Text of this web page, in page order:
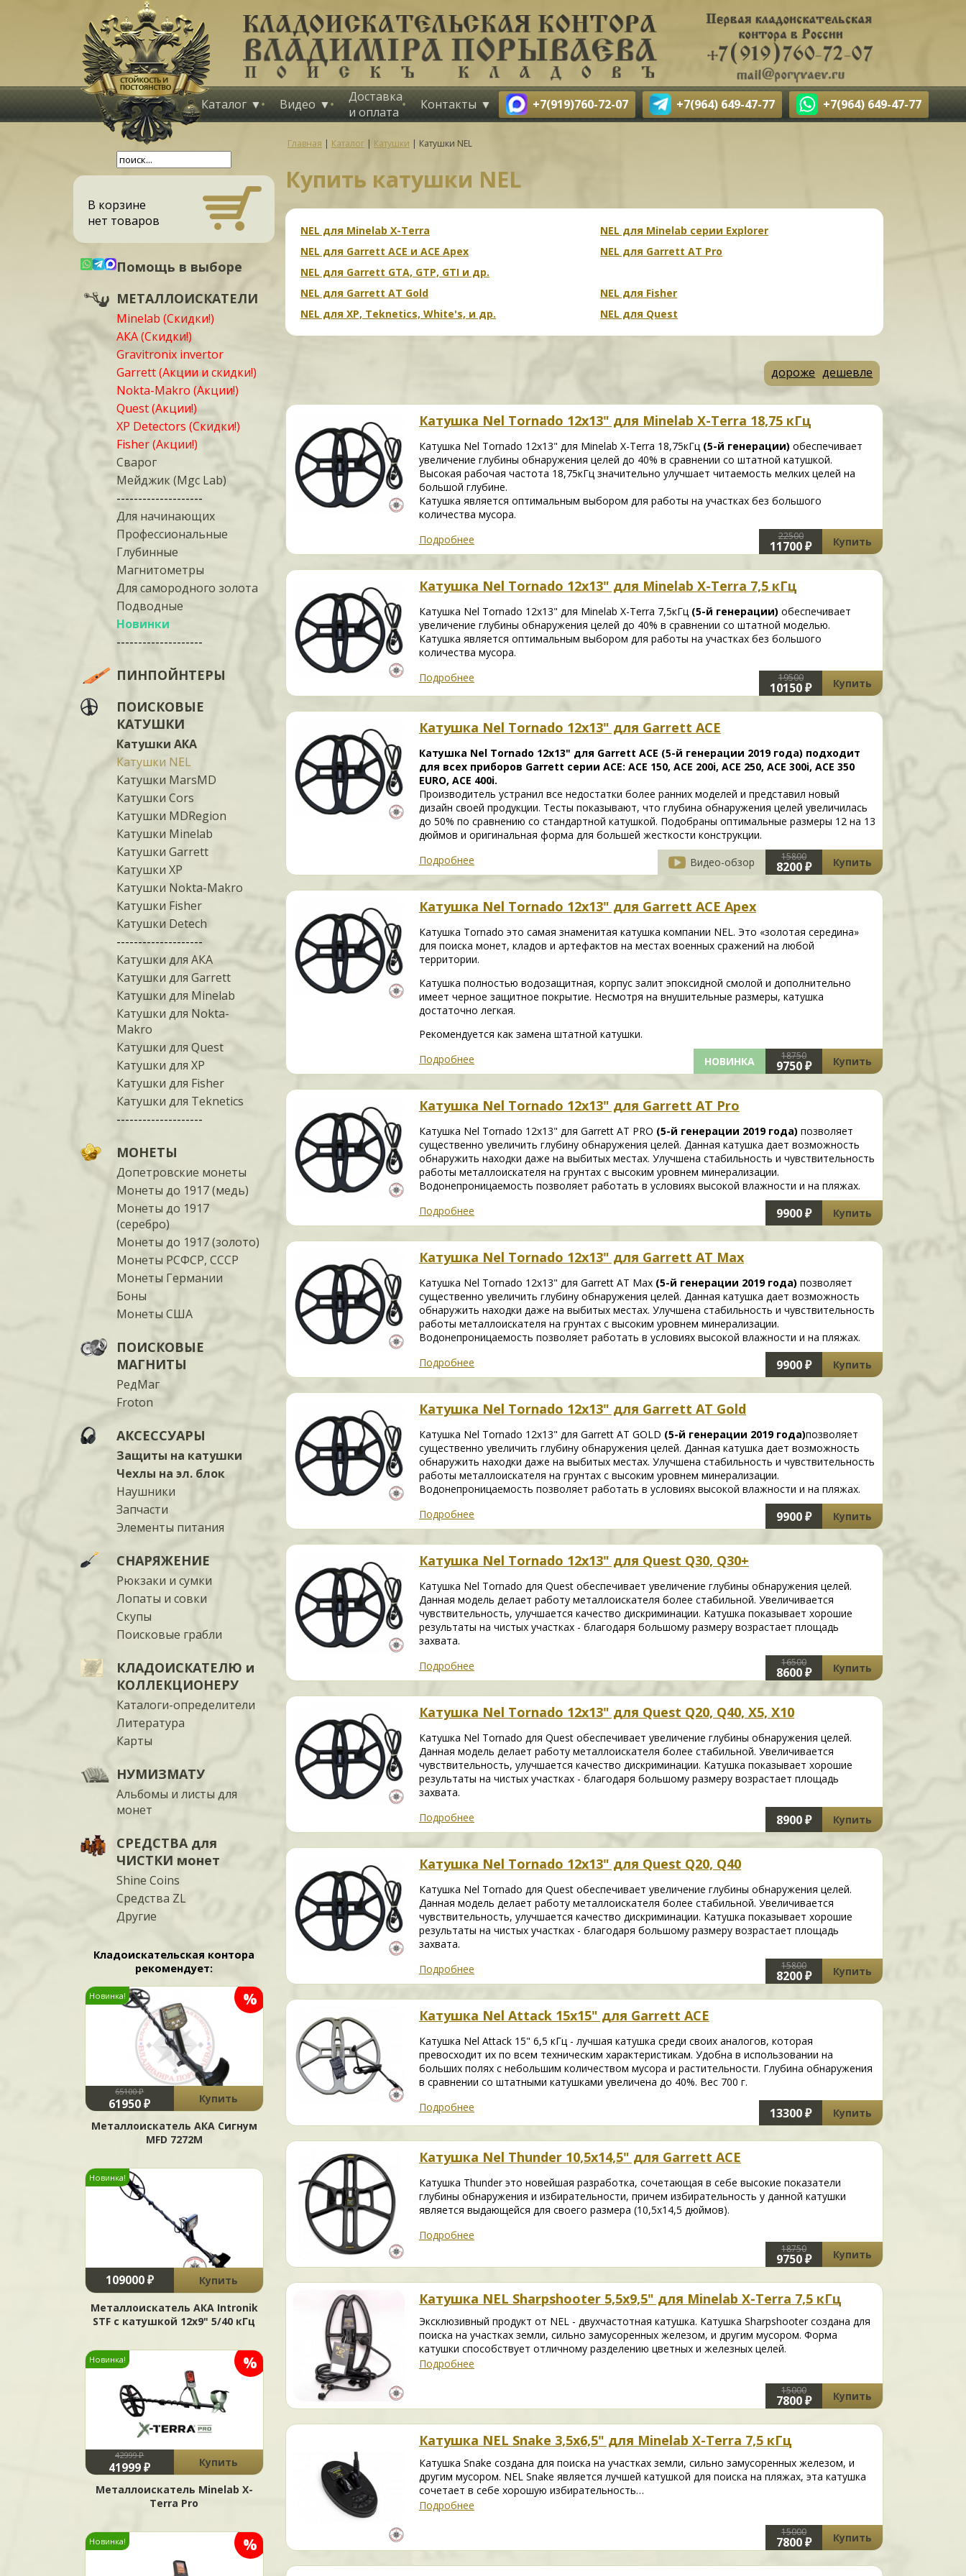
Каталог Видео
Доставка
и оплата
Контакты +7(919)760-72-07 +7(964) 649-47-77 +7(964) 649-47-77
В корзине
нет товаров
Помощь в выборе
МЕТАЛЛОИСКАТЕЛИ
Minelab (Скидки!)
АКА (Скидки!)
Gravitronix invertor
Garrett (Акции и скидки!)
Nokta-Makro (Акции!)
Quest (Акции!)
XP Detectors (Скидки!)
Fisher (Акции!)
Сварог
Мейджик (Mgc Lab)
--------------------
Для начинающих
Профессиональные
Глубинные
Магнитометры
Для самородного золота
Подводные
Новинки
--------------------
ПИНПОЙНТЕРЫ
ПОИСКОВЫЕ
КАТУШКИ
Катушки АКА
Катушки NEL
Катушки MarsMD
Катушки Cors
Катушки MDRegion
Катушки Minelab
Катушки Garrett
Катушки XP
Катушки Nokta-Makro
Катушки Fisher
Катушки Detech
--------------------
Катушки для АКА
Катушки для Garrett
Катушки для Minelab
Катушки для Nokta-
Makro
Катушки для Quest
Катушки для XP
Катушки для Fisher
Катушки для Teknetics
--------------------
МОНЕТЫ
Допетровские монеты
Монеты до 1917 (медь)
Монеты до 1917
(серебро)
Монеты до 1917 (золото)
Монеты РСФСР, СССР
Монеты Германии
Боны
Монеты США
ПОИСКОВЫЕ
МАГНИТЫ
РедМаг
Froton
АКСЕССУАРЫ
Защиты на катушки
Чехлы на эл. блок
Наушники
Запчасти
Элементы питания
СНАРЯЖЕНИЕ
Рюкзаки и сумки
Лопаты и совки
Скупы
Поисковые грабли
КЛАДОИСКАТЕЛЮ и
КОЛЛЕКЦИОНЕРУ
Каталоги-определители
Литература
Карты
НУМИЗМАТУ
Альбомы и листы для
монет
СРЕДСТВА для
ЧИСТКИ монет
Shine Coins
Средства ZL
Другие
Кладоискательская контора
рекомендует:
%
Новинка!
65100 ₽
61950 ₽
Купить
Металлоискатель АКА Сигнум
MFD 7272М
Новинка!
109000 ₽
Купить
Металлоискатель АКА Intronik
STF c катушкой 12x9" 5/40 кГц
%
Новинка!
42999 ₽
41999 ₽
Купить
Металлоискатель Minelab X-
Terra Pro
%
Новинка!
Главная | Каталог | Катушки | Катушки NEL
Купить катушки NEL
NEL для Minelab X-Terra
NEL для Minelab серии Explorer
NEL для Garrett ACE и ACE Apex
NEL для Garrett AT Pro
NEL для Garrett GTA, GTP, GTI и др.
NEL для Garrett AT Gold
NEL для Fisher
NEL для XP, Teknetics, White's, и др.
NEL для Quest
дороже дешевле
Катушка Nel Tornado 12х13" для Minelab X-Terra 18,75 кГц
Катушка Nel Tornado 12х13" для Minelab X-Terra 18,75кГц (5-й генерации) обеспечивает
увеличение глубины обнаружения целей до 40% в сравнении со штатной катушкой.
Высокая рабочая частота 18,75кГц значительно улучшает читаемость мелких целей на
большой глубине.
Катушка является оптимальным выбором для работы на участках без большого
количества мусора.
Подробнее
22500
11700 ₽ Купить
Катушка Nel Tornado 12х13" для Minelab X-Terra 7,5 кГц
Катушка Nel Tornado 12х13" для Minelab X-Terra 7,5кГц (5-й генерации) обеспечивает
увеличение глубины обнаружения целей до 40% в сравнении со штатной моделью.
Катушка является оптимальным выбором для работы на участках без большого
количества мусора.
Подробнее
19500
10150 ₽ Купить
Катушка Nel Tornado 12х13" для Garrett ACE
Катушка Nel Tornado 12х13" для Garrett ACE (5-й генерации 2019 года) подходит
для всех приборов Garrett серии АСЕ: ACE 150, ACE 200i, ACE 250, ACE 300i, ACE 350
EURO, ACE 400i.
Производитель устранил все недостатки более ранних моделей и представил новый
дизайн своей продукции. Тесты показывают, что глубина обнаружения целей увеличилась
до 50% по сравнению со стандартной катушкой. Подобраны оптимальные размеры 12 на 13
дюймов и оригинальная форма для большей жесткости конструкции.
Подробнее
Видео-обзор 15800
8200 ₽ Купить
Катушка Nel Tornado 12х13" для Garrett ACE Apex
Катушка Tornado это самая знаменитая катушка компании NEL. Это «золотая середина»
для поиска монет, кладов и артефактов на местах военных сражений на любой
территории.
Катушка полностью водозащитная, корпус залит эпоксидной смолой и дополнительно
имеет черное защитное покрытие. Несмотря на внушительные размеры, катушка
достаточно легкая.
Рекомендуется как замена штатной катушки.
Подробнее
НОВИНКА 18750
9750 ₽ Купить
Катушка Nel Tornado 12х13" для Garrett AT Pro
Катушка Nel Tornado 12х13" для Garrett AT PRO (5-й генерации 2019 года) позволяет
существенно увеличить глубину обнаружения целей. Данная катушка дает возможность
обнаружить находки даже на выбитых местах. Улучшена стабильность и чувствительность
работы металлоискателя на грунтах с высоким уровнем минерализации.
Водонепроницаемость позволяет работать в условиях высокой влажности и на пляжах.
Подробнее
9900 ₽ Купить
Катушка Nel Tornado 12х13" для Garrett AT Max
Катушка Nel Tornado 12х13" для Garrett AT Max (5-й генерации 2019 года) позволяет
существенно увеличить глубину обнаружения целей. Данная катушка дает возможность
обнаружить находки даже на выбитых местах. Улучшена стабильность и чувствительность
работы металлоискателя на грунтах с высоким уровнем минерализации.
Водонепроницаемость позволяет работать в условиях высокой влажности и на пляжах.
Подробнее
9900 ₽ Купить
Катушка Nel Tornado 12х13" для Garrett AT Gold
Катушка Nel Tornado 12х13" для Garrett AT GOLD (5-й генерации 2019 года)позволяет
существенно увеличить глубину обнаружения целей. Данная катушка дает возможность
обнаружить находки даже на выбитых местах. Улучшена стабильность и чувствительность
работы металлоискателя на грунтах с высоким уровнем минерализации.
Водонепроницаемость позволяет работать в условиях высокой влажности и на пляжах.
Подробнее
9900 ₽ Купить
Катушка Nel Tornado 12х13" для Quest Q30, Q30+
Катушка Nel Tornado для Quest обеспечивает увеличение глубины обнаружения целей.
Данная модель делает работу металлоискателя более стабильной. Увеличивается
чувствительность, улучшается качество дискриминации. Катушка показывает хорошие
результаты на чистых участках - благодаря большому размеру возрастает площадь
захвата.
Подробнее
16500
8600 ₽ Купить
Катушка Nel Tornado 12х13" для Quest Q20, Q40, X5, X10
Катушка Nel Tornado для Quest обеспечивает увеличение глубины обнаружения целей.
Данная модель делает работу металлоискателя более стабильной. Увеличивается
чувствительность, улучшается качество дискриминации. Катушка показывает хорошие
результаты на чистых участках - благодаря большому размеру возрастает площадь
захвата.
Подробнее
8900 ₽ Купить
Катушка Nel Tornado 12х13" для Quest Q20, Q40
Катушка Nel Tornado для Quest обеспечивает увеличение глубины обнаружения целей.
Данная модель делает работу металлоискателя более стабильной. Увеличивается
чувствительность, улучшается качество дискриминации. Катушка показывает хорошие
результаты на чистых участках - благодаря большому размеру возрастает площадь
захвата.
Подробнее
15800
8200 ₽ Купить
Катушка Nel Attack 15х15" для Garrett ACE
Катушка Nel Attack 15" 6,5 кГц - лучшая катушка среди своих аналогов, которая
превосходит их по всем техническим характеристикам. Удобна в использовании на
больших полях с небольшим количеством мусора и растительности. Глубина обнаружения
в сравнении со штатными катушками увеличена до 40%. Вес 700 г.
Подробнее
13300 ₽ Купить
Катушка Nel Thunder 10,5x14,5" для Garrett ACE
Катушка Thunder это новейшая разработка, сочетающая в себе высокие показатели
глубины обнаружения и избирательности, причем избирательность у данной катушки
является выдающейся для своего размера (10,5x14,5 дюймов).
Подробнее
18750
9750 ₽ Купить
Катушка NEL Sharpshooter 5,5х9,5" для Minelab X-Terra 7,5 кГц
Эксклюзивный продукт от NEL - двухчастотная катушка. Катушка Sharpshooter создана для
поиска на участках земли, сильно замусоренных железом, и другим мусором. Форма
катушки способствует отличному разделению цветных и железных целей.
Подробнее
15000
7800 ₽ Купить
Катушка NEL Snake 3,5х6,5" для Minelab X-Terra 7,5 кГц
Катушка Snake создана для поиска на участках земли, сильно замусоренных железом, и
другим мусором. NEL Snake является лучшей катушкой для поиска на пляжах, эта катушка
сочетает в себе хорошую избирательность…
Подробнее
15000
7800 ₽ Купить